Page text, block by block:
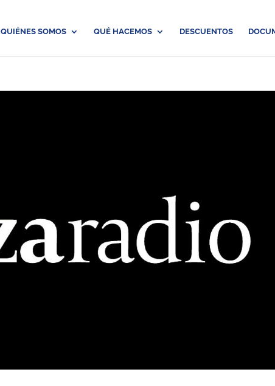
QUIÉNES SOMOS QUÉ HACEMOS DESCUENTOS